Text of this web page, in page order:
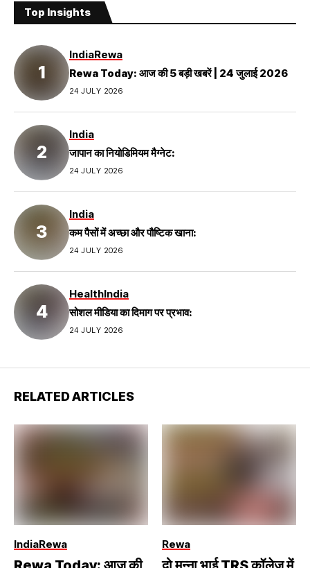
Top Insights
IndiaRewa
Rewa Today: आज की 5 बड़ी खबरें | 24 जुलाई 2026
24 JULY 2026
India
जापान का नियोडिमियम मैग्नेट:
24 JULY 2026
India
कम पैसों में अच्छा और पौष्टिक खाना:
24 JULY 2026
HealthIndia
सोशल मीडिया का दिमाग पर प्रभाव:
24 JULY 2026
RELATED ARTICLES
IndiaRewa Rewa